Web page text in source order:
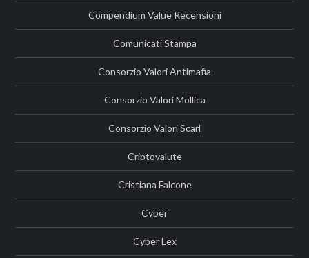
Compendium Value Recensioni
Comunicati Stampa
Consorzio Valori Antimafia
Consorzio Valori Mollica
Consorzio Valori Scarl
Criptovalute
Cristiana Falcone
Cyber
Cyber Lex